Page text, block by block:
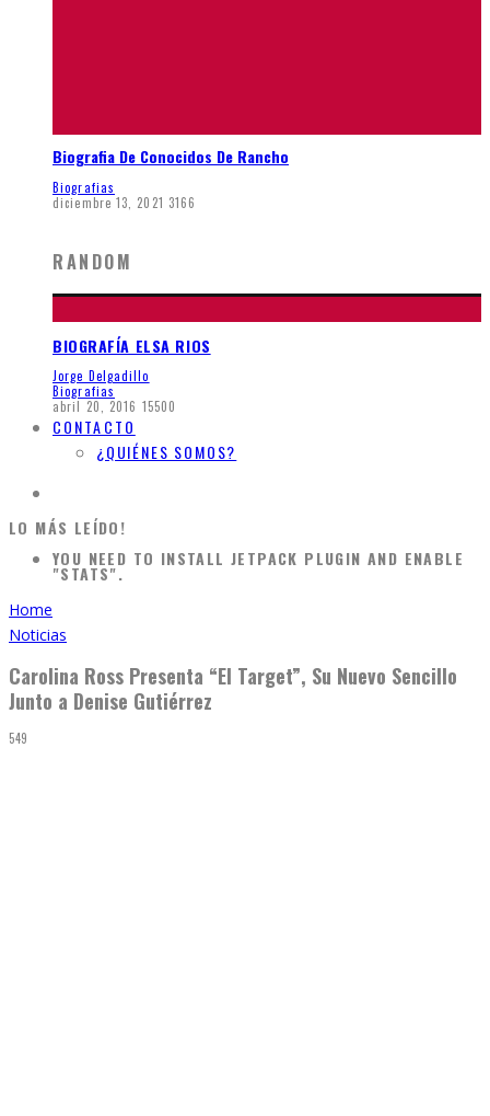
Biografia De Conocidos De Rancho
Biografias
diciembre 13, 2021 3166
RANDOM
BIOGRAFÍA ELSA RIOS
Jorge Delgadillo
Biografias
abril 20, 2016 15500
CONTACTO
¿QUIÉNES SOMOS?
LO MÁS LEÍDO!
YOU NEED TO INSTALL JETPACK PLUGIN AND ENABLE
"STATS".
Home
Noticias
Carolina Ross Presenta “El Target”, Su Nuevo Sencillo
Junto a Denise Gutiérrez
549